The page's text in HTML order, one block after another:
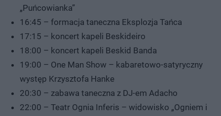
„Puńcowianka”
16:45 – formacja taneczna Eksplozja Tańca
17:15 – koncert kapeli Beskideiro
18:00 – koncert kapeli Beskid Banda
19:00 – One Man Show – kabaretowo-satyryczny
występ Krzysztofa Hanke
20:30 – zabawa taneczna z DJ-em Adacho
22:00 – Teatr Ognia Inferis – widowisko „Ogniem i